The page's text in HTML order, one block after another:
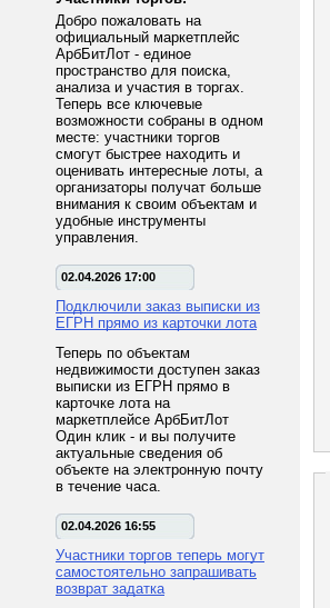
Добро пожаловать на
официальный маркетплейс
АрбБитЛот - единое
пространство для поиска,
анализа и участия в торгах.
Теперь все ключевые
возможности собраны в одном
месте: участники торгов
смогут быстрее находить и
оценивать интересные лоты, а
организаторы получат больше
внимания к своим объектам и
удобные инструменты
управления.
02.04.2026 17:00
Подключили заказ выписки из
ЕГРН прямо из карточки лота
Теперь по объектам
недвижимости доступен заказ
выписки из ЕГРН прямо в
карточке лота на
маркетплейсе АрбБитЛот
Один клик - и вы получите
актуальные сведения об
объекте на электронную почту
в течение часа.
02.04.2026 16:55
Участники торгов теперь могут
самостоятельно запрашивать
возврат задатка